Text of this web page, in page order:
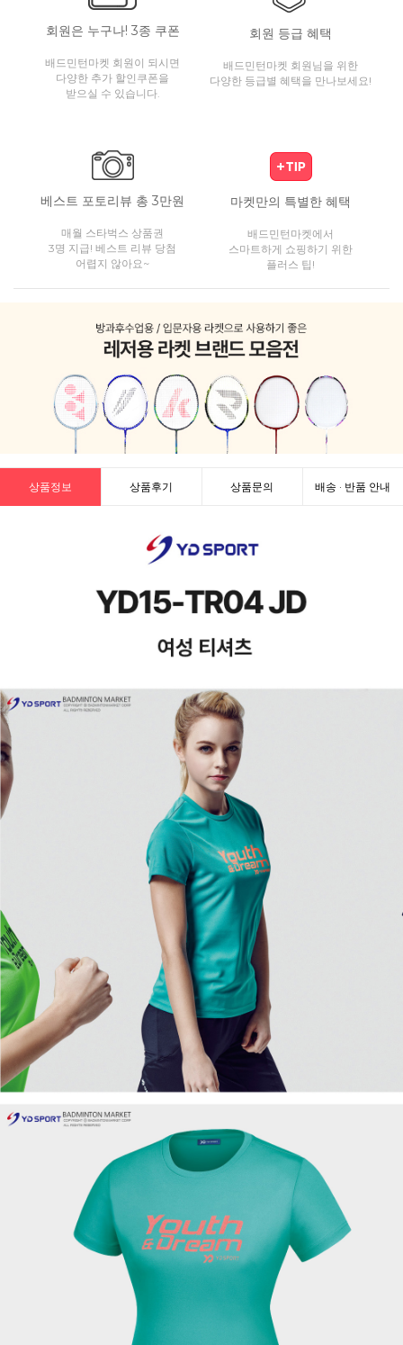
회원은 누구나! 3종 쿠폰
배드민턴마켓 회원이 되시면
다양한 추가 할인쿠폰을
받으실 수 있습니다.
회원 등급 혜택
배드민턴마켓 회원님을 위한
다양한 등급별 혜택을 만나보세요!
베스트 포토리뷰 총 3만원
매월 스타벅스 상품권
3명 지급! 베스트 리뷰 당첨
어렵지 않아요~
마켓만의 특별한 혜택
배드민턴마켓에서
스마트하게 쇼핑하기 위한
플러스 팁!
상품정보 상품후기 상품문의 배송 · 반품 안내